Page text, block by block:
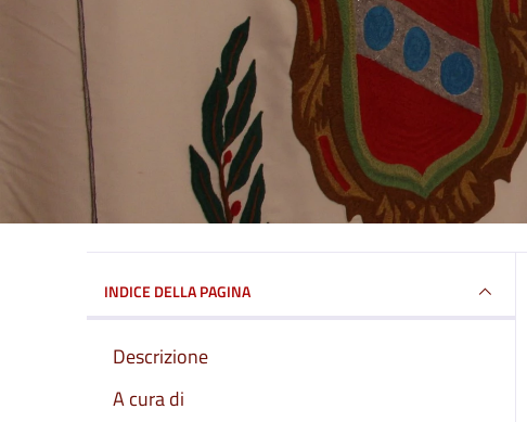
INDICE DELLA PAGINA
Descrizione
A cura di